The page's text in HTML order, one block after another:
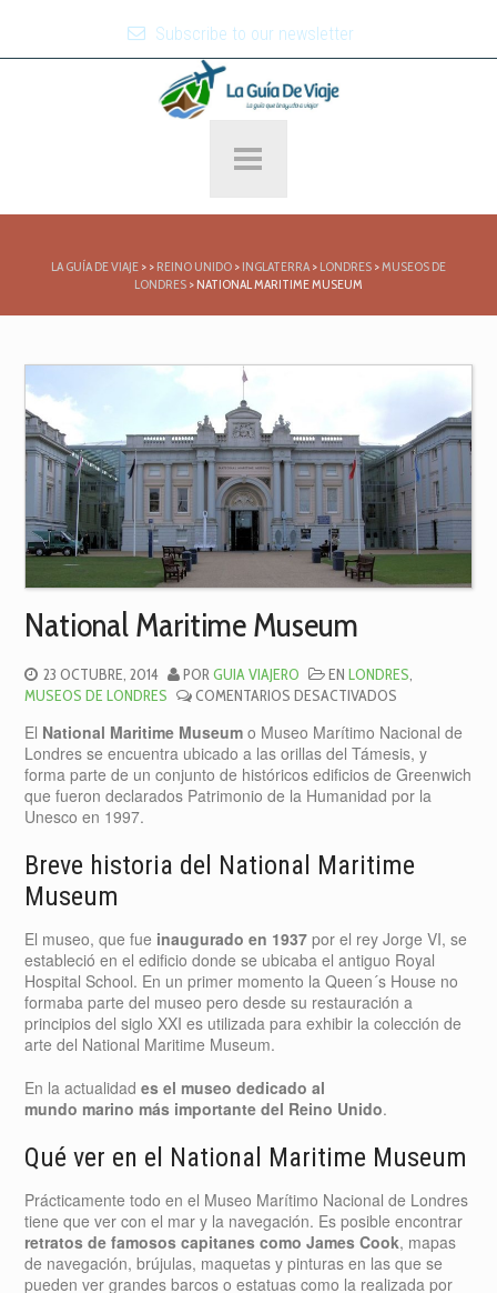
Subscribe to our newsletter
LA GUÍA DE VIAJE > > REINO UNIDO > INGLATERRA > LONDRES >MUSEOS DE
LONDRES > NATIONAL MARITIME MUSEUM
National Maritime Museum
23 OCTUBRE, 2014 PORGUIA VIAJERO ENLONDRES,
MUSEOS DE LONDRES
COMENTARIOS DESACTIVADOS
MARITIME
MUSEUM
El National Maritime Museum o Museo Marítimo Nacional de
Londres se encuentra ubicado a las orillas del Támesis, y
forma parte de un conjunto de históricos edificios de Greenwich
que fueron declarados Patrimonio de la Humanidad por la
Unesco en 1997.
Breve historia del National Maritime
Museum
El museo, que fue inaugurado en 1937 por el rey Jorge VI, se
estableció en el edificio donde se ubicaba el antiguo Royal
Hospital School. En un primer momento la Queen´s House no
formaba parte del museo pero desde su restauración a
principios del siglo XXI es utilizada para exhibir la colección de
arte del National Maritime Museum.
En la actualidad es el museo dedicado al
mundo marino más importante del Reino Unido.
Qué ver en el National Maritime Museum
Prácticamente todo en el Museo Marítimo Nacional de Londres
tiene que ver con el mar y la navegación. Es posible encontrar
retratos de famosos capitanes como James Cook, mapas
de navegación, brújulas, maquetas y pinturas en las que se
pueden ver grandes barcos o estatuas como la realizada por